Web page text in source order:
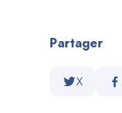
Partager
X